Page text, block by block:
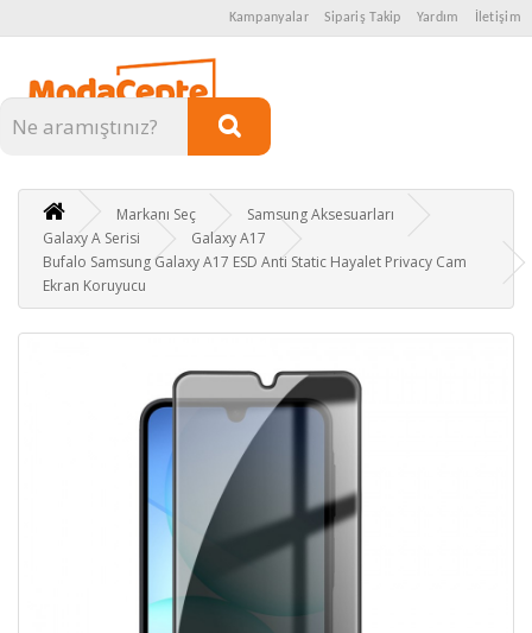
Kampanyalar Sipariş Takip Yardım İletişim
Kategoriler
Markanı Seç
Samsung Aksesuarları
Galaxy A Serisi
Galaxy A17
Bufalo Samsung Galaxy A17 ESD Anti Static Hayalet Privacy Cam
Ekran Koruyucu